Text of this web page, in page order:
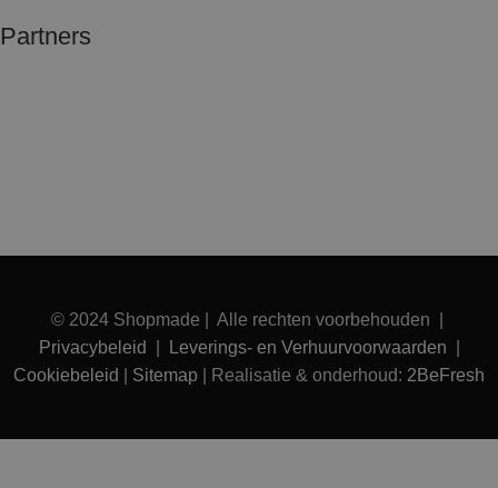
Partners
© 2024 Shopmade | Alle rechten voorbehouden |
Privacybeleid
Leverings- en Verhuurvoorwaarden
Cookiebeleid
Sitemap | Realisatie & onderhoud: 2BeFresh